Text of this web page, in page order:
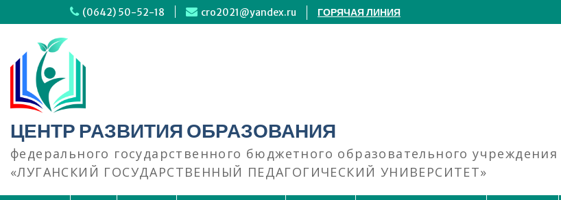
к
содержимому
(0642) 50-52-18 cro2021@yandex.ru ГОРЯЧАЯ ЛИНИЯ
ЦЕНТР РАЗВИТИЯ ОБРАЗОВАНИЯ
федерального государственного бюджетного образовательного
«ЛУГАНСКИЙ ГОСУДАРСТВЕННЫЙ ПЕДАГОГИЧЕСКИЙ УНИВЕРСИТЕТ»